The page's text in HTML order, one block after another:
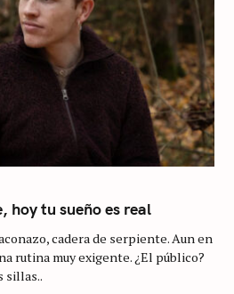
hoy tu sueño es real
cadera de serpiente. Aun en
rutina muy exigente. ¿El público?
sillas..